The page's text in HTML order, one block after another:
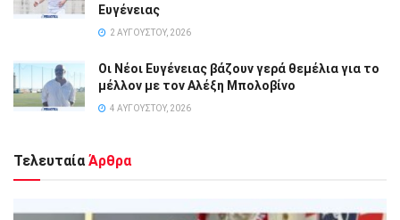
Ευγένειας
2 ΑΥΓΟΎΣΤΟΥ, 2026
Οι Νέοι Ευγένειας βάζουν γερά θεμέλια για το
μέλλον με τον Αλέξη Μπολοβίνο
4 ΑΥΓΟΎΣΤΟΥ, 2026
Τελευταία Άρθρα